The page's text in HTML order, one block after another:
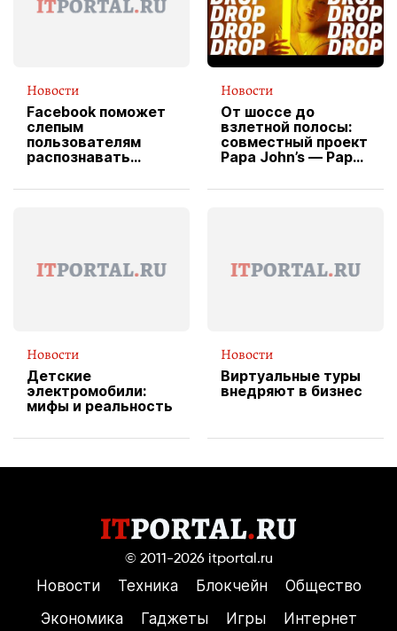
Новости
Facebook поможет
слепым
пользователям
распознавать
Новости
От шоссе до
взлетной полосы:
совместный проект
Papa John’s — Papa
вводит
Новости
Детские
электромобили:
мифы и реальность
Новости
Виртуальные туры
внедряют в бизнес
© 2011-2026 itportal.ru
Новости Техника Блокчейн
Общество
Экономика
Гаджеты Игры Интернет